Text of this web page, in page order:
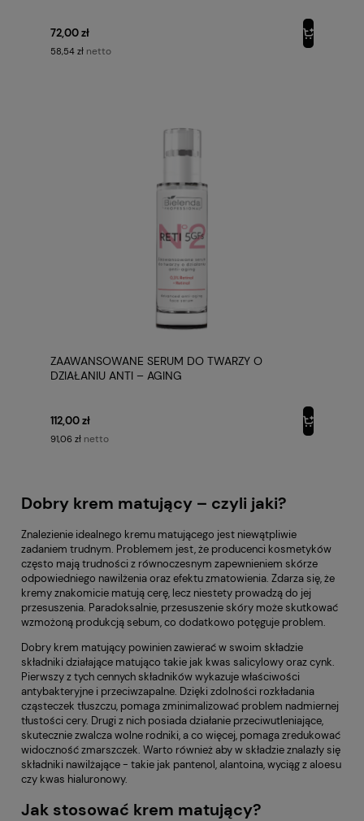
72,00 zł
58,54 zł netto
ZAAWANSOWANE SERUM DO TWARZY O
DZIAŁANIU ANTI – AGING
112,00 zł
91,06 zł netto
Dobry krem matujący – czyli jaki?
Znalezienie idealnego kremu matującego jest niewątpliwie
zadaniem trudnym. Problemem jest, że producenci kosmetyków
często mają trudności z równoczesnym zapewnieniem skórze
odpowiedniego nawilżenia oraz efektu zmatowienia. Zdarza się, że
kremy znakomicie matują cerę, lecz niestety prowadzą do jej
przesuszenia. Paradoksalnie, przesuszenie skóry może skutkować
wzmożoną produkcją sebum, co dodatkowo potęguje problem.
Dobry krem matujący powinien zawierać w swoim składzie
składniki działające matująco takie jak kwas salicylowy oraz cynk.
Pierwszy z tych cennych składników wykazuje właściwości
antybakteryjne i przeciwzapalne. Dzięki zdolności rozkładania
cząsteczek tłuszczu, pomaga zminimalizować problem nadmiernej
tłustości cery. Drugi z nich posiada działanie przeciwutleniające,
skutecznie zwalcza wolne rodniki, a co więcej, pomaga zredukować
widoczność zmarszczek. Warto również aby w składzie znalazły się
składniki nawilżające - takie jak pantenol, alantoina, wyciąg z aloesu
czy kwas hialuronowy.
Jak stosować krem matujący?